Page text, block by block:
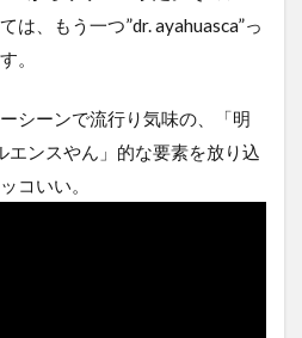
は、もう一つ”dr. ayahuasca”っ
。
シーンで流行り気味の、「明
エンスやん」的な要素を放り込
コいい。